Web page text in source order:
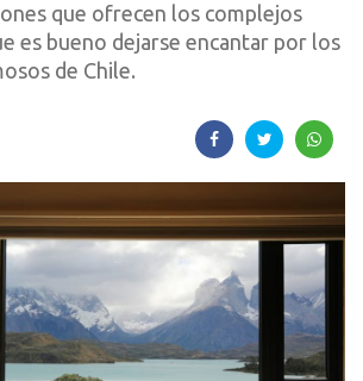
que ofrecen los complejos
es bueno dejarse encantar por los
de Chile.